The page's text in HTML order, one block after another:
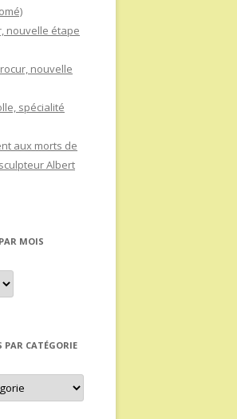
nouvelle étape
nouvelle
spécialité
aux morts de
Albert
MOIS
PAR CATÉGORIE